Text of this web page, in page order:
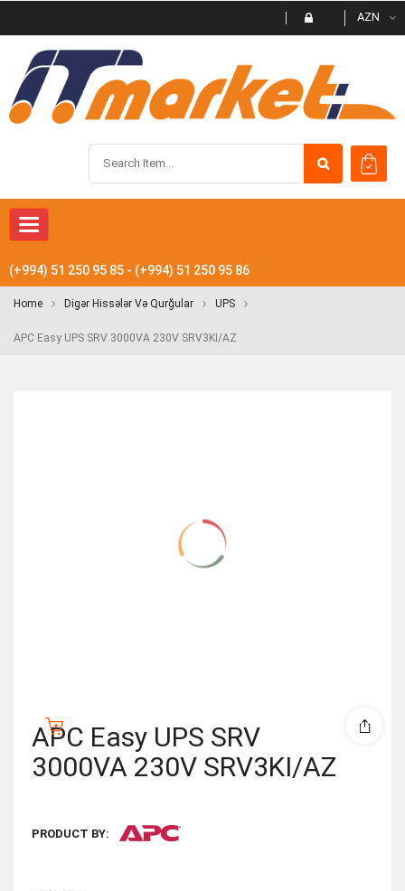
AZN
Toggle navigation
(+994) 51 250 95 85 - (+994) 51 250 95 86
Home Digər Hissələr Və Qurğular UPS
APC Easy UPS SRV 3000VA 230V SRV3KI/AZ
APC Easy UPS SRV
3000VA 230V SRV3KI/AZ
PRODUCT BY: